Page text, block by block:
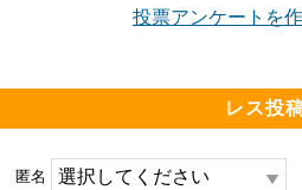
と設置できない可能性があります
投票アンケートを
レス投
匿名